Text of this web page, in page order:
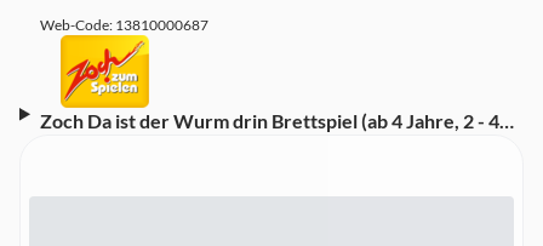
Web-Code: 13810000687
Zoch Da ist der Wurm drin Brettspiel (ab 4 Jahre, 2 - 4